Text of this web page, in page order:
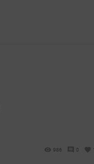
986 0